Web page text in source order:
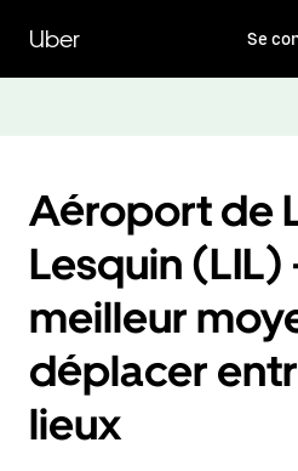
contenu
principal
Uber Se
Aéroport de
Lesquin (LIL)
meilleur
déplacer
lieux